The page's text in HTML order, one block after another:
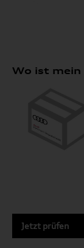
Wo ist mein
Jetzt prüfen